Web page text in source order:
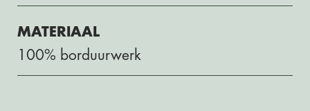
MATERIAAL
100% borduurwerk